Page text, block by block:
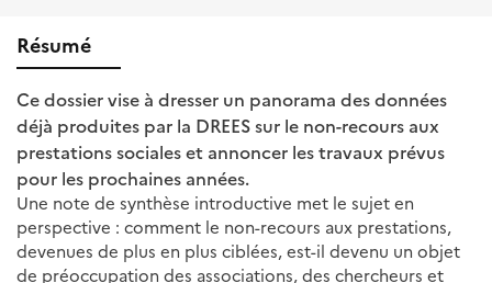
Résumé
Ce dossier vise à dresser un panorama des données
déjà produites par la DREES sur le non-recours aux
prestations sociales et annoncer les travaux prévus
pour les prochaines années.
Une note de synthèse introductive met le sujet en
perspective : comment le non-recours aux prestations,
devenues de plus en plus ciblées, est-il devenu un objet
de préoccupation des associations, des chercheurs et